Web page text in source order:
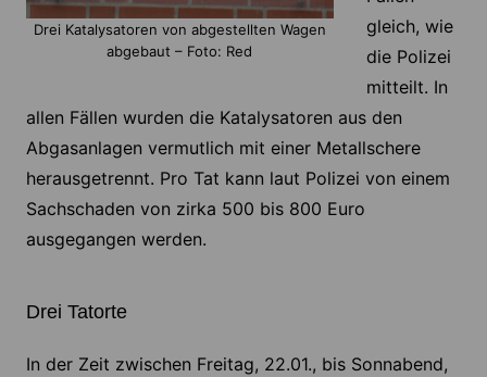
Drei Katalysatoren von abgestellten Wagen
abgebaut – Foto: Red
gleich, wie
die Polizei
mitteilt. In
allen Fällen wurden die Katalysatoren aus den
Abgasanlagen vermutlich mit einer Metallschere
herausgetrennt. Pro Tat kann laut Polizei von einem
Sachschaden von zirka 500 bis 800 Euro
ausgegangen werden.
Drei Tatorte
In der Zeit zwischen Freitag, 22.01., bis Sonnabend,